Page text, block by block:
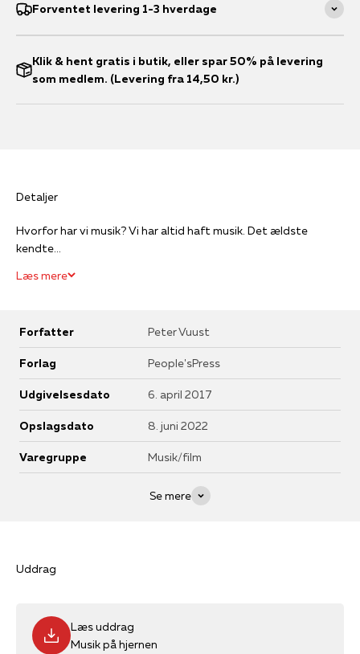
Forventet levering 1-3 hverdage
Klik & hent gratis i butik, eller spar 50% på levering
som medlem. (Levering fra 14,50 kr.)
Detaljer
Hvorfor har vi musik? Vi har altid haft musik. Det ældste
kendte...
Læs mere
Forfatter Peter Vuust
Forlag People'sPress
Udgivelsesdato 6. april 2017
Opslagsdato 8. juni 2022
Varegruppe Musik/film
Se mere
Uddrag
Læs uddrag
Musik på hjernen